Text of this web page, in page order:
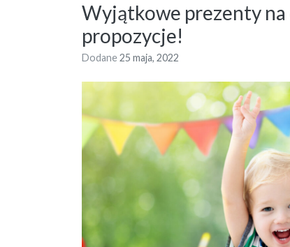
Wyjątkowe prezenty na
propozycje!
Dodane25 maja, 2022